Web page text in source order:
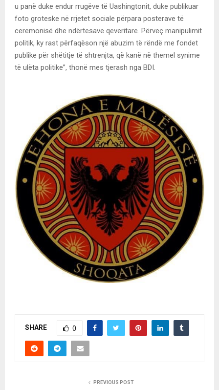
u panë duke endur rrugëve të Uashingtonit, duke publikuar
foto groteske në rrjetet sociale përpara posterave të
ceremonisë dhe ndërtesave qeveritare. Përveç manipulimit
politik, ky rast përfaqëson një abuzim të rëndë me fondet
publike për shëtitje të shtrenjta, që kanë në themel synime
të ulëta politike”, thonë mes tjerash nga BDI.
SHARE 0
PREVIOUS POST